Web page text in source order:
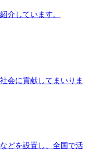
介しています。
会に貢献してまいりま
どを設置し、全国で活